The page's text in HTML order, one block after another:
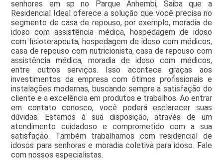
senhores em sp no Parque Anhembi, Saiba que a
Residencial Ideal oferece a solução que você precisa no
segmento de casa de repouso, por exemplo, moradia de
idoso com assistência médica, hospedagem de idoso
com fisioterapeuta, hospedagem de idoso com médicos,
casa de repouso com nutricionista, casa de repouso com
assistência médica, moradia de idoso com médicos,
entre outros serviços. Isso acontece graças aos
investimentos da empresa com ótimos profissionais e
instalações modernas, buscando sempre a satisfação do
cliente e a excelência em produtos e trabalhos. Ao entrar
em contato conosco, você poderá esclarecer suas
dúvidas. Estamos à sua disposição, através de um
atendimento cuidadoso e comprometido com a sua
satisfação. Também trabalhamos com residencial de
idosos para senhoras e moradia coletiva para idoso. Fale
com nossos especialistas.